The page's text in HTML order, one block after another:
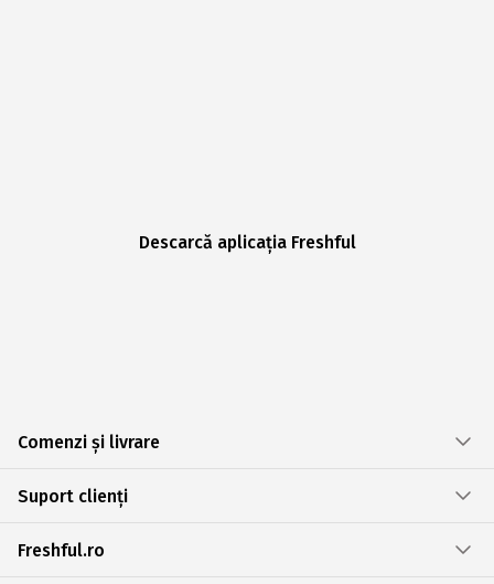
Descarcă aplicația Freshful
Comenzi și livrare
Suport clienți
Freshful.ro